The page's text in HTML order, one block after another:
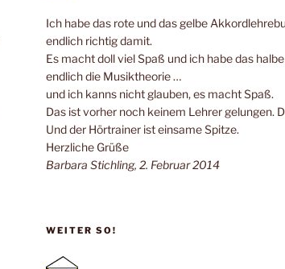
Ich habe das rote und das gelbe
endlich richtig damit.
Es macht doll viel Spaß und ich habe das
endlich die Musiktheorie …
und ich kanns nicht glauben, es macht Spaß.
Das ist vorher noch keinem Lehrer gelungen.
Und der Hörtrainer ist einsame Spitze.
Herzliche Grüße
Barbara Stichling, 2. Februar 2014
WEITER SO!